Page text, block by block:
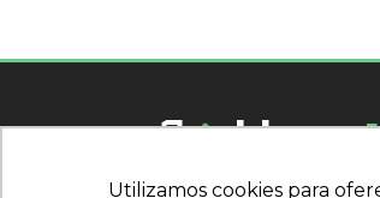
Utilizamos cookies para
Utilizamos cookies para